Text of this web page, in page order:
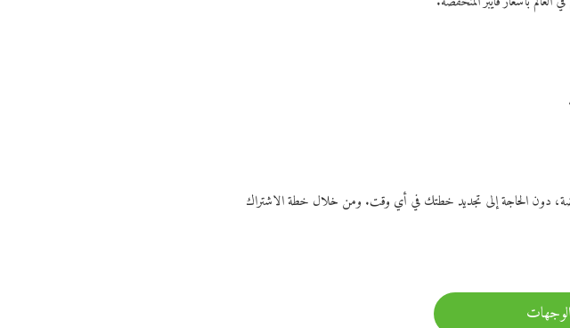
دون الحاجة إلى تجديد خطتك في أي وقت. ومن خلال خطة الاشتراك